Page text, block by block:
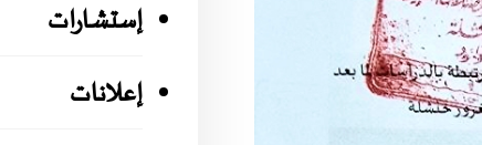
إستشارات
إعلانات